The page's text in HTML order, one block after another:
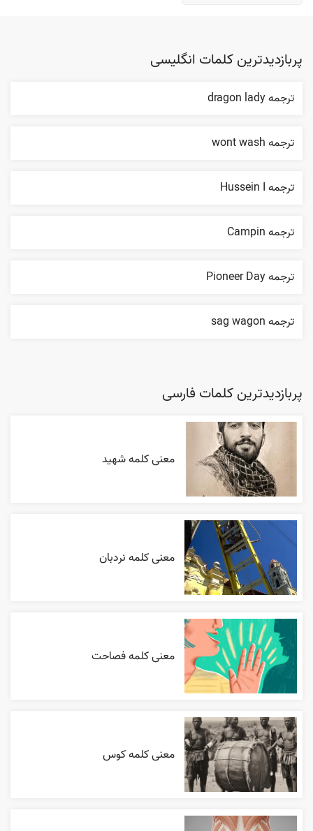
پربازدیدترین کلمات انگلیسی
ترجمه dragon lady
ترجمه wont wash
ترجمه Hussein I
ترجمه Campin
ترجمه Pioneer Day
ترجمه sag wagon
پربازدیدترین کلمات فارسی
معنی کلمه شهید
معنی کلمه نردبان
معنی کلمه فصاحت
معنی کلمه کوس